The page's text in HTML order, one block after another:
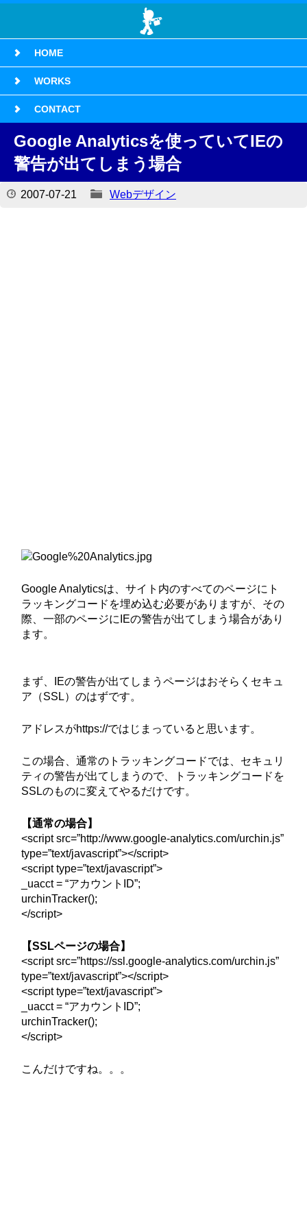
HOME
WORKS
CONTACT
Google Analyticsを使っていてIEの
警告が出てしまう場合
2007-07-21 Webデザイン
Google Analyticsは、サイト内のすべてのページにト
ラッキングコードを埋め込む必要がありますが、その
際、一部のページにIEの警告が出てしまう場合があり
ます。
まず、IEの警告が出てしまうページはおそらくセキュ
ア（SSL）のはずです。
アドレスがhttps://ではじまっていると思います。
この場合、通常のトラッキングコードでは、セキュリ
ティの警告が出てしまうので、トラッキングコードを
SSLのものに変えてやるだけです。
【通常の場合】
<script src=”http://www.google-analytics.com/urchin.js”
type=”text/javascript”></script>
<script type=”text/javascript”>
_uacct = “アカウントID”;
urchinTracker();
</script>
【SSLページの場合】
<script src=”https://ssl.google-analytics.com/urchin.js”
type=”text/javascript”></script>
<script type=”text/javascript”>
_uacct = “アカウントID”;
urchinTracker();
</script>
こんだけですね。。。